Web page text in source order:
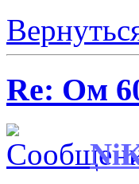
Re: Ом